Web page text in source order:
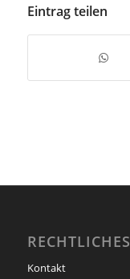
Eintrag teilen
RECHTLICHES
Kontakt